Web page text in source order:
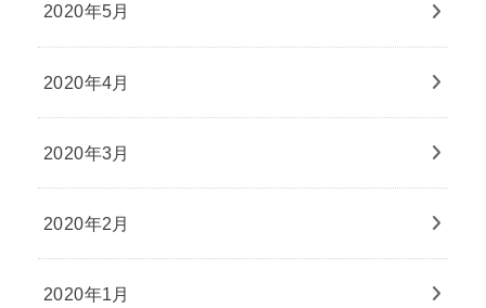
2020年5月
2020年4月
2020年3月
2020年2月
2020年1月